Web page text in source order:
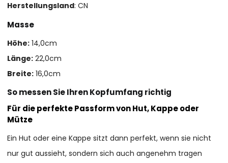
Herstellungsland: CN
Masse
Höhe: 14,0cm
Länge: 22,0cm
Breite: 16,0cm
So messen Sie Ihren Kopfumfang richtig
Für die perfekte Passform von Hut, Kappe oder
Mütze
Ein Hut oder eine Kappe sitzt dann perfekt, wenn sie nicht
nur gut aussieht, sondern sich auch angenehm tragen